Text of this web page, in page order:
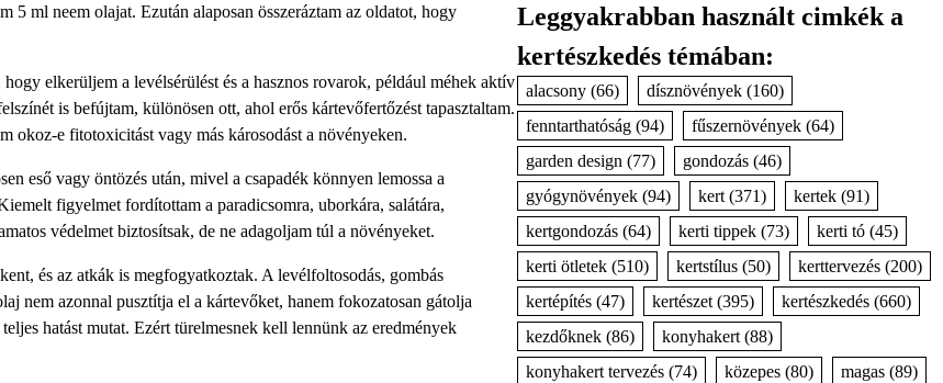
5 ml neem olajat. Ezután alaposan összeráztam az oldatot, hogy
elkerüljem a levélsérülést és a hasznos rovarok, például méhek aktív
is befújtam, különösen ott, ahol erős kártevőfertőzést tapasztaltam.
okoz-e fitotoxicitást vagy más károsodást a növényeken.
eső vagy öntözés után, mivel a csapadék könnyen lemossa a
figyelmet fordítottam a paradicsomra, uborkára, salátára,
védelmet biztosítsak, de ne adagoljam túl a növényeket.
és az atkák is megfogyatkoztak. A levélfoltosodás, gombás
nem azonnal pusztítja el a kártevőket, hanem fokozatosan gátolja
hatást mutat. Ezért türelmesnek kell lennünk az eredmények
Leggyakrabban használt cimkék a
kertészkedés témában:
alacsony(66) dísznövények(160)
fenntarthatóság(94) fűszernövények(64)
garden design (77) gondozás(46)
gyógynövények(94) kert(371) kertek(91)
kertgondozás(64) kerti tippek(73) kerti tó(45)
kerti ötletek(510) kertstílus(50) kerttervezés(200)
kertépítés(47) kertészet(395) kertészkedés(660)
kezdőknek(86) konyhakert(88)
konyhakert tervezés(74) közepes(80) magas(89)